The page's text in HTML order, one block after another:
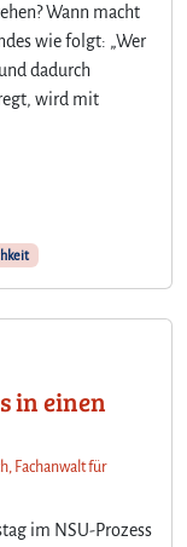
Wann macht
wie folgt: „Wer
dadurch
wird mit
in einen
Fachanwalt für
im NSU-Prozess